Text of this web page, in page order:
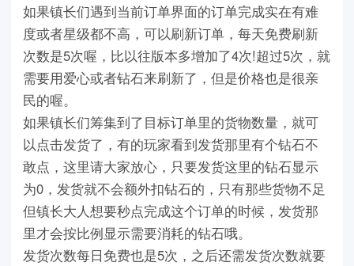
如果镇长们遇到当前订单界面的订单完成实在有难
度或者星级都不高，可以刷新订单，每天免费刷新
次数是5次喔，比以往版本多增加了4次!超过5次，就
需要用爱心或者钻石来刷新了，但是价格也是很亲
民的喔。
如果镇长们筹集到了目标订单里的货物数量，就可
以点击发货了，有的玩家看到发货那里有个钻石不
敢点，这里请大家放心，只要发货这里的钻石显示
为0，发货就不会额外扣钻石的，只有那些货物不足
但镇长大人想要秒点完成这个订单的时候，发货那
里才会按比例显示需要消耗的钻石哦。
发货次数每日免费也是5次，之后还需发货次数就要